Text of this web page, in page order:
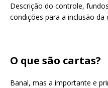
Descrição do controle,
condições para a inclusão da
O que são cartas?
Banal, mas a importante e